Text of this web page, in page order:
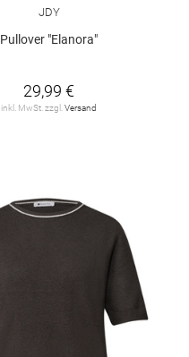
JDY
Pullover "Elanora"
29,99 €
inkl. MwSt. zzgl.Versand